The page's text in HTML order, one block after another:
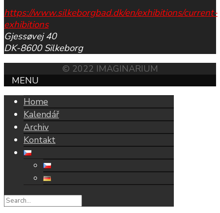
https://www.silkeborgbad.dk/en/exhibitions/current-
exhibitions
Gjessøvej 40
DK-8600 Silkeborg
© 2022 IMAGINARIUM
MENU
Home
Kalendář
Archiv
Kontakt